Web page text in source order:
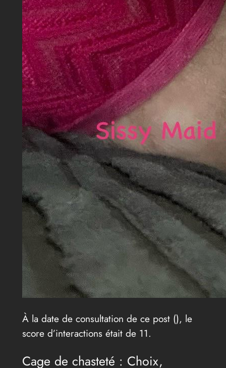
À la date de consultation de ce post (), le
score d’interactions était de 11.
Cage de chasteté : Choix,